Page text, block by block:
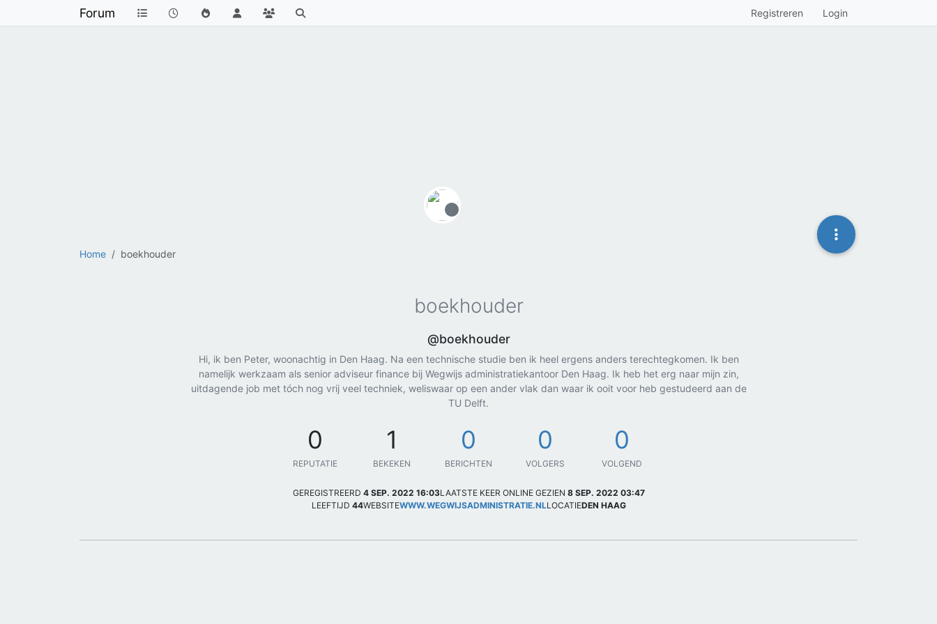
Forum Registreren Login
Home boekhouder
Offline
boekhouder
@boekhouder
Hi, ik ben Peter, woonachtig in Den Haag. Na een technische studie ben ik heel ergens anders terechtegkomen. Ik ben
namelijk werkzaam als senior adviseur finance bij Wegwijs administratiekantoor Den Haag. Ik heb het erg naar mijn zin,
uitdagende job met tóch nog vrij veel techniek, weliswaar op een ander vlak dan waar ik ooit voor heb gestudeerd aan de
TU Delft.
0
REPUTATIE
1
BEKEKEN
0
BERICHTEN
0
VOLGERS
0
VOLGEND
GEREGISTREERD 4 SEP. 2022 16:03LAATSTE KEER ONLINE GEZIEN 8 SEP. 2022 03:47
LEEFTIJD 44WEBSITEWWW.WEGWIJSADMINISTRATIE.NLLOCATIEDEN HAAG